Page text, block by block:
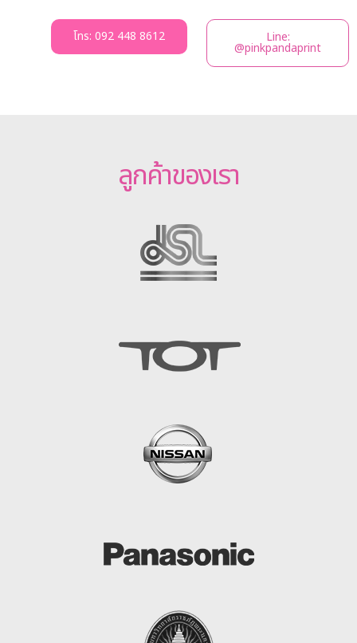
โทร: 092 448 8612 Line:
@pinkpandaprint
ลูกค้าของเรา